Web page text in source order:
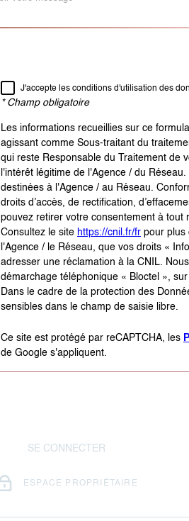
J'accepte les conditions d'utilisation des
* Champ obligatoire
Les informations recueillies sur ce
agissant comme Sous-traitant du
qui reste Responsable du Traitement de
l'intérêt légitime de l'Agence / du
destinées à l'Agence / au Réseau.
droits d’accès, de rectification,
pouvez retirer votre consentement à tout
Consultez le site https://cnil.fr/fr pour plus
l'Agence / le Réseau, que vos droits «
adresser une réclamation à la CNIL.
démarchage téléphonique « Bloctel »,
Dans le cadre de la protection des
sensibles dans le champ de saisie libre.
Ce site est protégé par reCAPTCHA, les
de Google s'appliquent.
SE CONNECTER
ESPACE PROPRIÉTAIRE